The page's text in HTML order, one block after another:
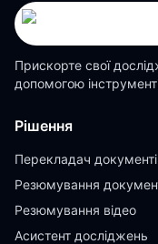
Прискорте свої
допомогою
Рішення
Перекладач
Резюмування
Резюмування відео
Асистент досліджень